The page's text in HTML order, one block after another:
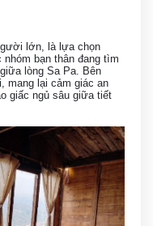
lớn, là lựa chọn
nhóm bạn thân đang tìm
lòng Sa Pa. Bên
mang lại cảm giác an
giấc ngủ sâu giữa tiết